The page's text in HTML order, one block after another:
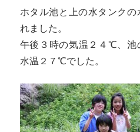
ホタル池と上の水タンクの
れました。
午後３時の気温２４℃、
水温２７℃でした。